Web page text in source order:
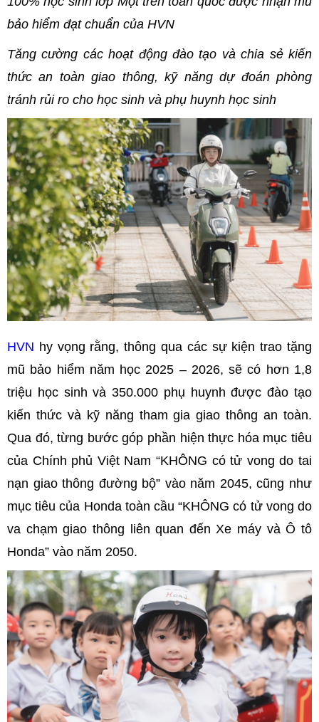
bảo hiểm đạt chuẩn của HVN
Tăng cường các hoạt động đào tạo và chia sẻ kiến
thức an toàn giao thông, kỹ năng dự đoán phòng
tránh rủi ro cho học sinh và phụ huynh học sinh
HVN hy vọng rằng, thông qua các sự kiện trao tặng
mũ bảo hiểm năm học 2025 – 2026, sẽ có hơn 1,8
triệu học sinh và 350.000 phụ huynh được đào tạo
kiến thức và kỹ năng tham gia giao thông an toàn.
Qua đó, từng bước góp phần hiện thực hóa mục tiêu
của Chính phủ Việt Nam “KHÔNG có tử vong do tai
nạn giao thông đường bộ” vào năm 2045, cũng như
mục tiêu của Honda toàn cầu “KHÔNG có tử vong do
va chạm giao thông liên quan đến Xe máy và Ô tô
Honda” vào năm 2050.